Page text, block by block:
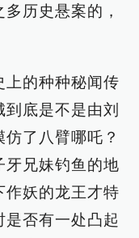
历史悬案的，
上的种种秘闻传
底是不是由刘
了八臂哪吒？
牙兄妹钓鱼的地
作妖的龙王才特
否有一处凸起